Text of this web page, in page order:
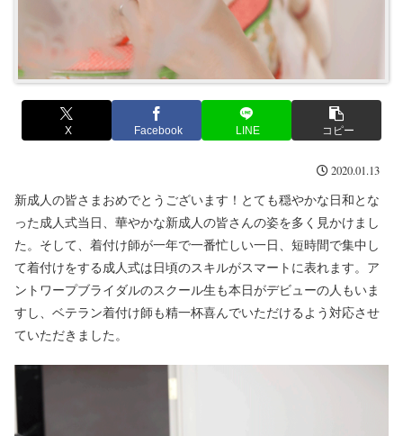
X Facebook LINE コピー
2020.01.13
新成人の皆さまおめでとうございます！とても穏やかな日和とな
った成人式当日、華やかな新成人の皆さんの姿を多く見かけまし
た。そして、着付け師が一年で一番忙しい一日、短時間で集中し
て着付けをする成人式は日頃のスキルがスマートに表れます。ア
ントワープブライダルのスクール生も本日がデビューの人もいま
すし、ベテラン着付け師も精一杯喜んでいただけるよう対応させ
ていただきました。